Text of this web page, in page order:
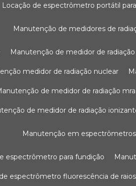
locação de espectrômetro portátil
manutenção de medidores de
manutenção de medidor de
medidor de radiação nuclear
manutenção de medidor de radiação mra
de medidor de radiação
manutenção em espectrômetros
espectrômetro para fundição
de espectrômetro fluorescência de